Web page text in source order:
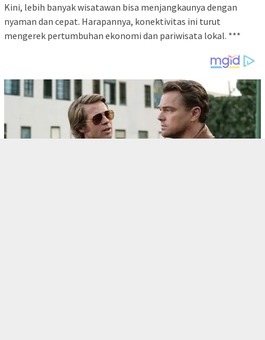
Kini, lebih banyak wisatawan bisa menjangkaunya dengan
nyaman dan cepat. Harapannya, konektivitas ini turut
mengerek pertumbuhan ekonomi dan pariwisata lokal. ***